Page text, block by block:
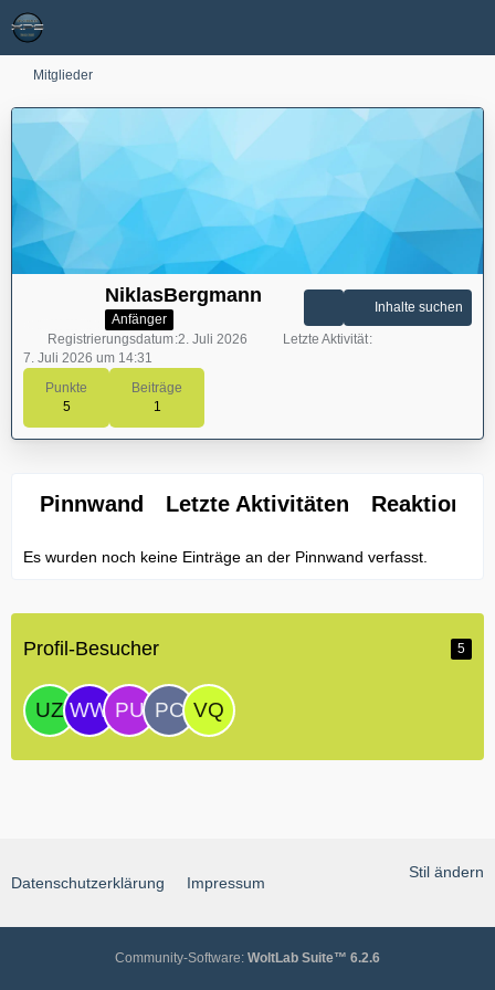
Mitglieder
NiklasBergmann
Anfänger
Punkte
5
Beiträge
1
Inhalte suchen
Registrierungsdatum 2. Juli 2026
Letzte Aktivität
7. Juli 2026 um 14:31
Pinnwand Letzte Aktivitäten Reaktionen
Es wurden noch keine Einträge an der Pinnwand verfasst.
Profil-Besucher 5
Stil ändern
Datenschutzerklärung Impressum
Community-Software: WoltLab Suite™ 6.2.6